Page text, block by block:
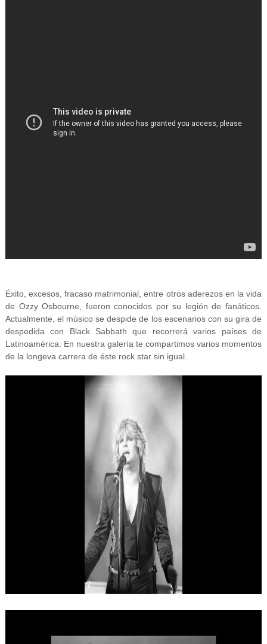
Éxito, excesos, fracaso matrimonial, entre otros aderezos en la vida
de Ozzy Osbourne, fueron conocidos por su legión de fanáticos.
Actualmente, el músico se despide de los escenarios con su gira de
despedida con Black Sabbath que recorrerá varios países de
Latinoamérica. En nuestra galería te compartimos varios momentos
de la longeva carrera de éste rock star sin igual.